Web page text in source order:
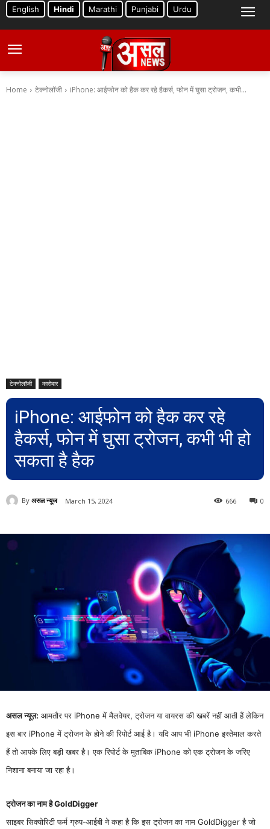
English Hindi Marathi Punjabi Urdu
Home टेक्नोलॉजी iPhone: आईफोन को हैक कर रहे हैकर्स, फोन में घुसा ट्रोजन, कभी...
टेक्नोलॉजी कारोबार
iPhone: आईफोन को हैक कर रहे
हैकर्स, फोन में घुसा ट्रोजन, कभी भी हो
सकता है हैक
By असल न्यूज March 15, 2024 0
666
असल न्यूज़: आमतौर पर iPhone में मैलवेयर, ट्रोजन या वायरस की खबरें नहीं आती हैं लेकिन
इस बार iPhone में ट्रोजन के होने की रिपोर्ट आई है। यदि आप भी iPhone इस्तेमाल करते
हैं तो आपके लिए बड़ी खबर है। एक रिपोर्ट के मुताबिक iPhone को एक ट्रोजन के जरिए
निशाना बनाया जा रहा है।
ट्रोजन का नाम है GoldDigger
साइबर सिक्योरिटी फर्म ग्रुप-आईबी ने कहा है कि इस ट्रोजन का नाम GoldDigger है जो